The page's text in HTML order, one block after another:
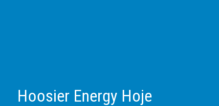
Hoosier Energy Hoje